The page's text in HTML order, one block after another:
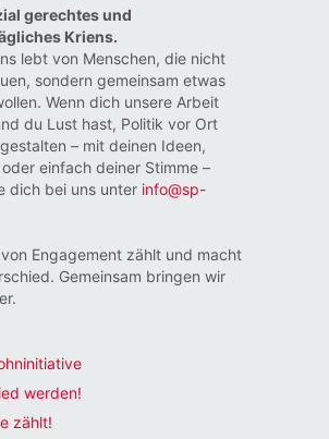
gerechtes und
Kriens.
lebt von Menschen, die nicht
sondern gemeinsam etwas
Wenn dich unsere Arbeit
du Lust hast, Politik vor Ort
– mit deinen Ideen,
einfach deiner Stimme –
dich bei uns unter info@sp-
Engagement zählt und macht
Gemeinsam bringen wir
werden!
zählt!